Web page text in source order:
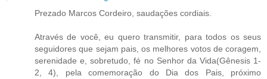
Prezado Marcos Cordeiro, saudações cordiais.
Através de você, eu quero transmitir, para todos os seus
seguidores que sejam pais, os melhores votos de coragem,
serenidade e, sobretudo, fé no Senhor da Vida(Gênesis 1-
2, 4), pela comemoração do Dia dos Pais, próximo